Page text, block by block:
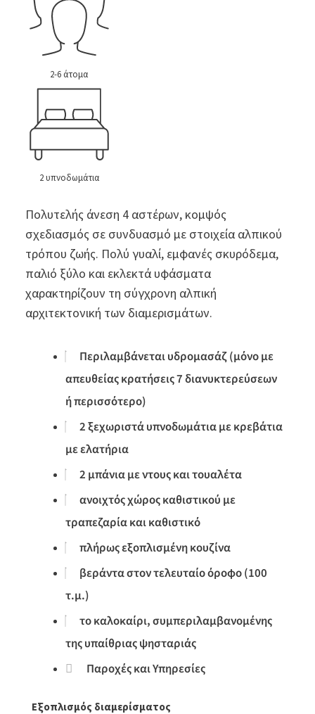
2-6 άτομα
2 υπνοδωμάτια
Πολυτελής άνεση 4 αστέρων, κομψός
σχεδιασμός σε συνδυασμό με στοιχεία αλπικού
τρόπου ζωής. Πολύ γυαλί, εμφανές
σκυρόδεμα, παλιό ξύλο και εκλεκτά υφάσματα
χαρακτηρίζουν τη σύγχρονη αλπική
αρχιτεκτονική των διαμερισμάτων.
Περιλαμβάνεται υδρομασάζ (μόνο με
απευθείας κρατήσεις 7 διανυκτερεύσεων
ή περισσότερο)
2 ξεχωριστά υπνοδωμάτια με κρεβάτια
με ελατήρια
2 μπάνια με ντους και τουαλέτα
ανοιχτός χώρος καθιστικού με
τραπεζαρία και καθιστικό
πλήρως εξοπλισμένη κουζίνα
βεράντα στον τελευταίο όροφο (100
τ.μ.)
το καλοκαίρι, συμπεριλαμβανομένης
της υπαίθριας ψησταριάς
Παροχές και Υπηρεσίες
Εξοπλισμός διαμερίσματος